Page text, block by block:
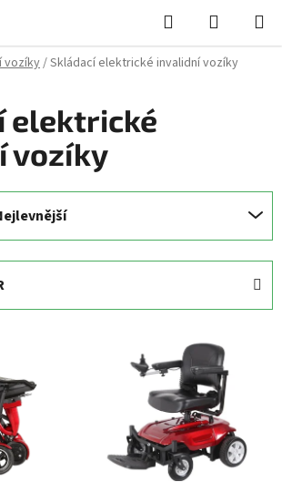
Hledat
KOŠÍK
vozíky/Skládací elektrické invalidní vozíky
elektrické
vozíky